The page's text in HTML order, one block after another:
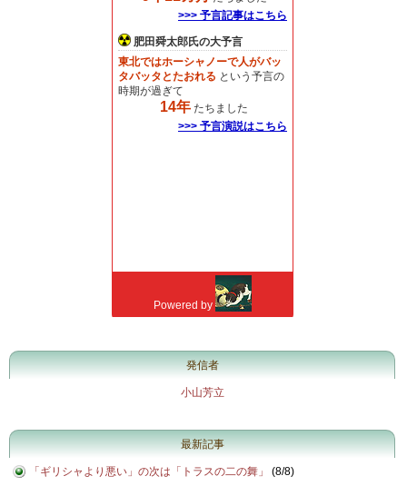
発信者
小山芳立
最新記事
「ギリシャより悪い」の次は「トラスの二の舞」 (8/8)